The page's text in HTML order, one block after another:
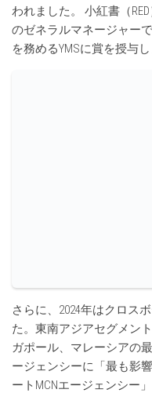
われました。
小紅書（
のゼネラルマネージャー
を務めるYMSに賞を授与し
さらに、2024年はクロス
た。東南アジアセグメン
ガポール、マレーシアの
ージェンシーに「最も影
ートMCNエージェンシー